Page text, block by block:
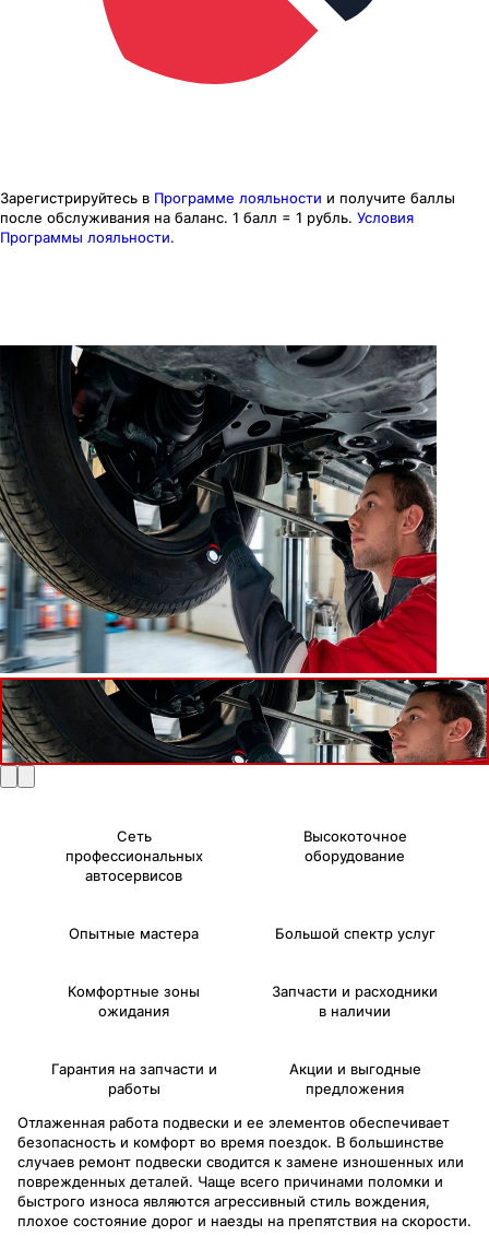
Зарегистрируйтесь в Программе лояльности и получите баллы
после обслуживания на баланс. 1 балл = 1 рубль. Условия
Программы лояльности.
Сеть
профессиональных
автосервисов
Высокоточное
оборудование
Опытные мастера Большой спектр услуг
Комфортные зоны
ожидания
Запчасти и расходники
в наличии
Гарантия на запчасти и
работы
Акции и выгодные
предложения
Отлаженная работа подвески и ее элементов обеспечивает
безопасность и комфорт во время поездок. В большинстве
случаев ремонт подвески сводится к замене изношенных или
поврежденных деталей. Чаще всего причинами поломки и
быстрого износа являются агрессивный стиль вождения,
плохое состояние дорог и наезды на препятствия на скорости.